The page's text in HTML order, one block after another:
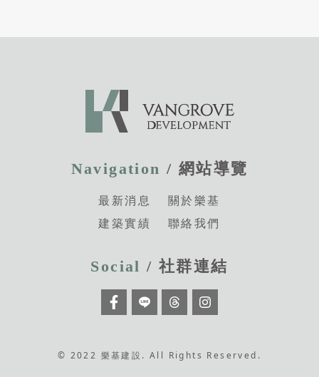
Navigation / 網站導覽
最新消息
建築實績
關於樂基
聯絡我們
Social / 社群連結
© 2022 樂基建設. All Rights Reserved.